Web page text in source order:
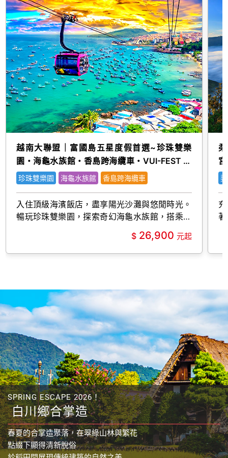
越南大聯盟｜富國島五星度假首選~珍珠雙樂
園・海龜水族館・香島跨海纜車・VUI-FEST 五
日(嚴選)
珍珠雙樂園 海龜水族館 香島跨海纜車
入住頂級海濱飯店，盡享陽光沙灘與悠閒時光。
暢玩珍珠雙樂園，探索奇幻海龜水族館，搭乘香
26,900
SPRING ESCAPE 2026！
白川鄉合掌造
春夏的合掌造聚落，在翠綠山林與繁花
點綴下顯得清新脫俗